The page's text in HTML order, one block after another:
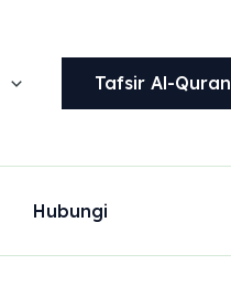
Tafsir Al-Quran
Hubungi